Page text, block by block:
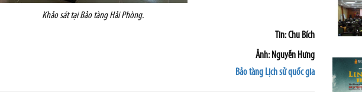
Khảo sát tại Bảo tàng Hải Phòng.
Tin: Chu Bích
Ảnh: Nguyễn Hưng
Bảo tàng Lịch sử quốc gia